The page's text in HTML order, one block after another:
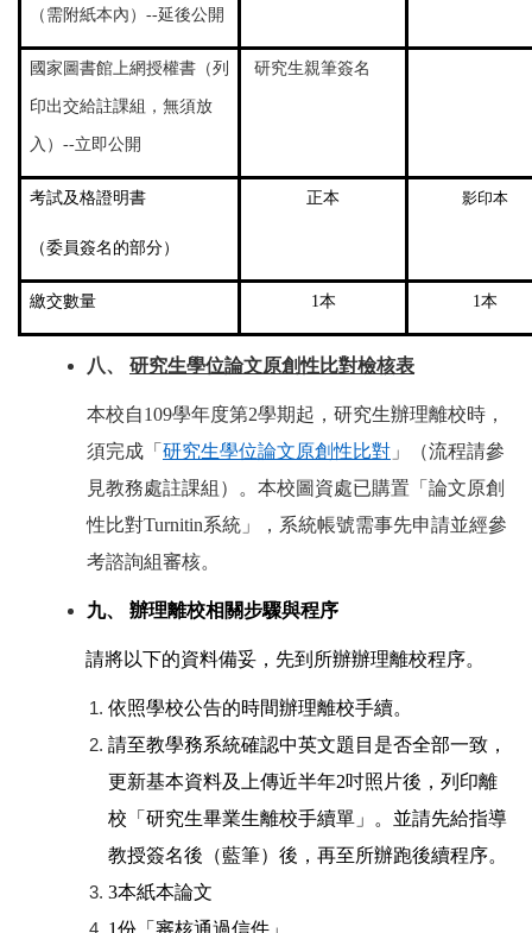
（需附紙本內）--延後公開
國家圖書館上網授權書（列
印出交給註課組，無須放
入）--立即公開
研究生親筆簽名
考試及格證明書
（委員簽名的部分）
正本 影印本
繳交數量 1本 1本
八、 研究生學位論文原創性比對檢核表
本校自109學年度第2學期起，研究生辦理離校時，
須完成「 研究生學位論文原創性比對 」（流程請參
見教務處註課組）。本校圖資處已購置「論文原創
性比對Turnitin系統」，系統帳號需事先申請並經參
考諮詢組審核。
九、 辦理離校相關步驟與程序
請將以下的資料備妥，先到所辦辦理離校程序。
依照學校公告的時間辦理離校手續。
請至教學務系統確認中英文題目是否全部一致，
更新基本資料及上傳近半年2吋照片後，列印離
校「研究生畢業生離校手續單」。並請先給指導
教授簽名後（藍筆）後，再至所辦跑後續程序。
3本紙本論文
1份 「審核通過信件」